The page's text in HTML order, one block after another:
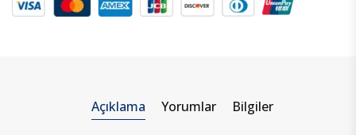
Açıklama Yorumlar Bilgiler